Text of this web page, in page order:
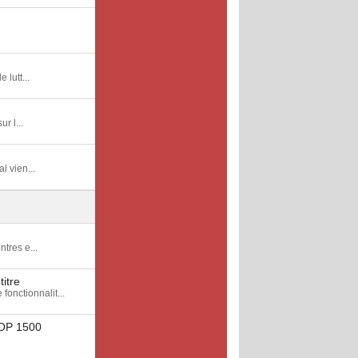
lutt...
l...
vien...
e...
1500